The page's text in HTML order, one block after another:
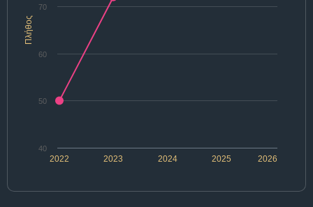
Πλήθος
2025
2022 2023 2024 2026
40
50
60
70